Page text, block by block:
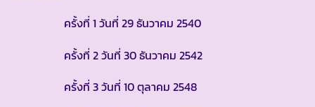
ครั้งที่ 1 วันที่ 29 ธันวาคม 2540
ครั้งที่ 2 วันที่ 30 ธันวาคม 2542
ครั้งที่ 3 วันที่ 10 ตุลาคม 2548